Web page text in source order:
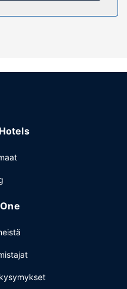
langaton
auki oleva vastaanotto,